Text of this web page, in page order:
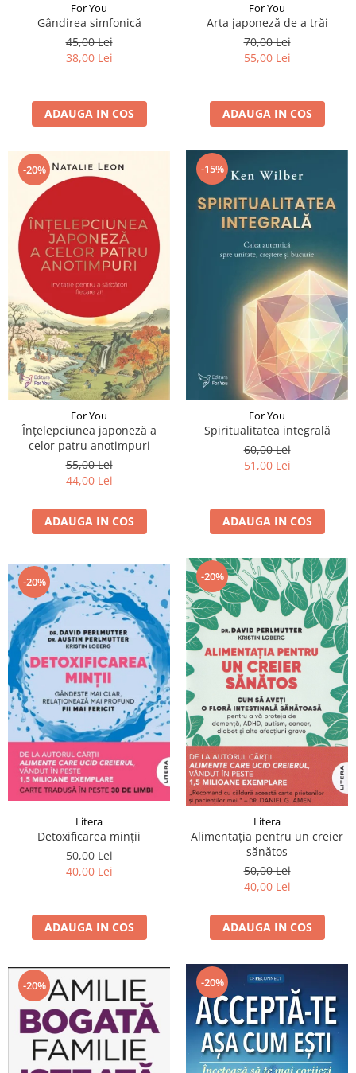
For You
Gândirea simfonică
45,00 Lei
38,00 Lei
ADAUGA IN COS
For You
Arta japoneză de a trăi
70,00 Lei
55,00 Lei
ADAUGA IN COS
-20%
For You
Înțelepciunea japoneză a
celor patru anotimpuri
55,00 Lei
44,00 Lei
ADAUGA IN COS
-15%
For You
Spiritualitatea integrală
60,00 Lei
51,00 Lei
ADAUGA IN COS
-20%
Litera
Detoxificarea minții
50,00 Lei
40,00 Lei
ADAUGA IN COS
-20%
Litera
Alimentația pentru un creier
sănătos
50,00 Lei
40,00 Lei
ADAUGA IN COS
-20% -20%